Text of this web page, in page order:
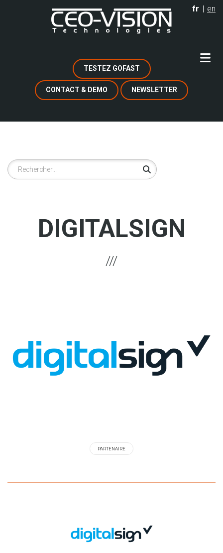
fr en
TESTEZ GOFAST
CONTACT & DEMO NEWSLETTER
Rechercher
DIGITALSIGN
PARTENAIRE